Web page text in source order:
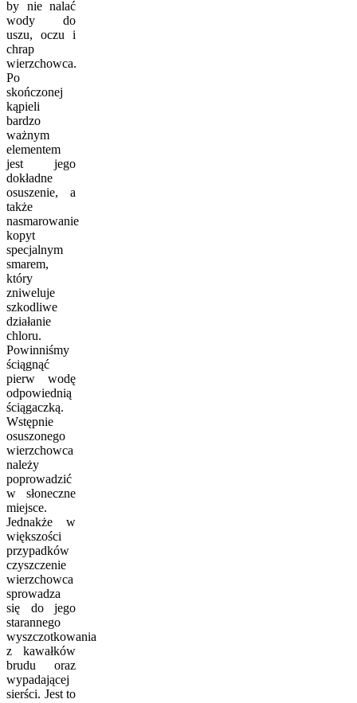
by nie nalać
wody do
uszu, oczu i
chrap
wierzchowca.
Po
skończonej
kąpieli
bardzo
ważnym
elementem
jest jego
dokładne
osuszenie, a
także
nasmarowanie
kopyt
specjalnym
smarem,
który
zniweluje
szkodliwe
działanie
chloru.
Powinniśmy
ściągnąć
pierw wodę
odpowiednią
ściągaczką.
Wstępnie
osuszonego
wierzchowca
należy
poprowadzić
w słoneczne
miejsce.
Jednakże w
większości
przypadków
czyszczenie
wierzchowca
sprowadza
się do jego
starannego
wyszczotkowania
z kawałków
brudu oraz
wypadającej
sierści. Jest to